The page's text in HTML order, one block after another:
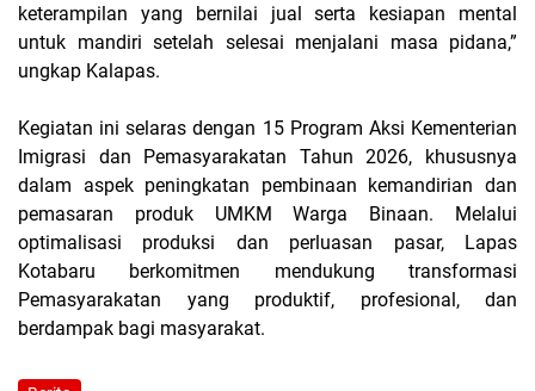
keterampilan yang bernilai jual serta kesiapan mental
untuk mandiri setelah selesai menjalani masa pidana,”
ungkap Kalapas.
Kegiatan ini selaras dengan 15 Program Aksi Kementerian
Imigrasi dan Pemasyarakatan Tahun 2026, khususnya
dalam aspek peningkatan pembinaan kemandirian dan
pemasaran produk UMKM Warga Binaan. Melalui
optimalisasi produksi dan perluasan pasar, Lapas
Kotabaru berkomitmen mendukung transformasi
Pemasyarakatan yang produktif, profesional, dan
berdampak bagi masyarakat.